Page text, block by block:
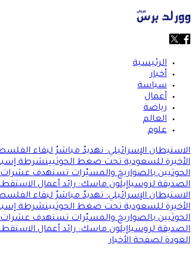
الرئيسية
أخبار
سياسة
أعمال
رياضة
العالم
علوم
الاستيطان الإسرائيلي: تهديدٌ مباشرٌ لبقاء
الأخيرة للسعودية تحت ضغط الحوثيينشرطة
الحوثيين بالصواريخ والمسيّرات تستهدف عشرات
الصديقة لروسياإيلون ماسك: رائد أعمال
الاستيطان الإسرائيلي: تهديدٌ مباشرٌ لبقاء
الأخيرة للسعودية تحت ضغط الحوثيينشرطة
الحوثيين بالصواريخ والمسيّرات تستهدف عشرات
الصديقة لروسياإيلون ماسك: رائد أعمال
العودة لصفحة الأخبار